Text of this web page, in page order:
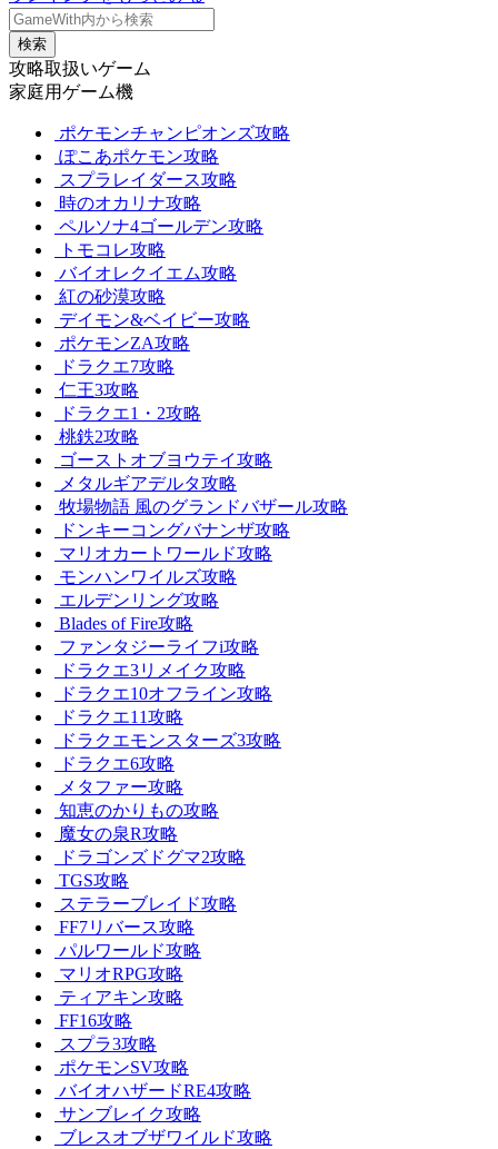
検索
攻略取扱いゲーム
家庭用ゲーム機
ポケモンチャンピオンズ攻略
ぽこあポケモン攻略
スプラレイダース攻略
時のオカリナ攻略
ペルソナ4ゴールデン攻略
トモコレ攻略
バイオレクイエム攻略
紅の砂漠攻略
デイモン&ベイビー攻略
ポケモンZA攻略
ドラクエ7攻略
仁王3攻略
ドラクエ1・2攻略
桃鉄2攻略
ゴーストオブヨウテイ攻略
メタルギアデルタ攻略
牧場物語 風のグランドバザール攻略
ドンキーコングバナンザ攻略
マリオカートワールド攻略
モンハンワイルズ攻略
エルデンリング攻略
Blades of Fire攻略
ファンタジーライフi攻略
ドラクエ3リメイク攻略
ドラクエ10オフライン攻略
ドラクエ11攻略
ドラクエモンスターズ3攻略
ドラクエ6攻略
メタファー攻略
知恵のかりもの攻略
魔女の泉R攻略
ドラゴンズドグマ2攻略
TGS攻略
ステラーブレイド攻略
FF7リバース攻略
パルワールド攻略
マリオRPG攻略
ティアキン攻略
FF16攻略
スプラ3攻略
ポケモンSV攻略
バイオハザードRE4攻略
サンブレイク攻略
ブレスオブザワイルド攻略